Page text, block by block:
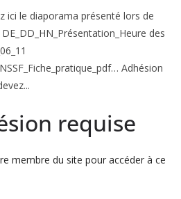
ici le diaporama présenté lors de
des
Adhésion
requise
membre du site pour accéder à ce